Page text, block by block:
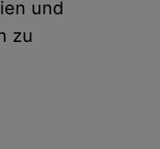
und
zu